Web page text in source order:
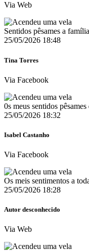
Via Web
Sentidos pêsames a família
25/05/2026 18:48
Tina Torres
Via Facebook
0s meus sentidos
25/05/2026 18:32
Isabel Castanho
Via Facebook
Os meis sentimentos a
25/05/2026 18:28
Autor desconhecido
Via Web